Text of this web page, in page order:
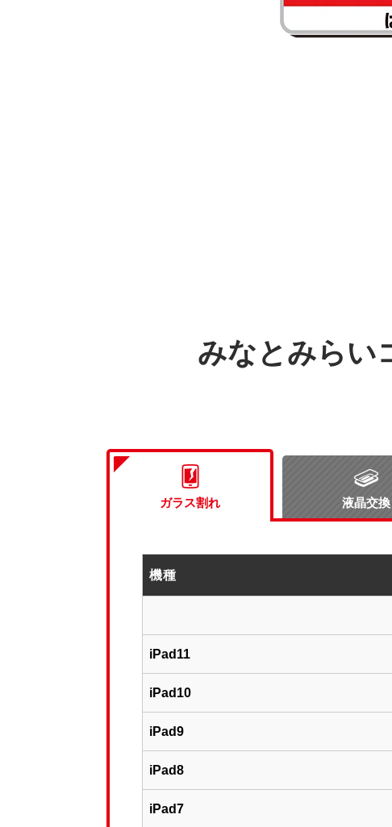
みなとみらい
ガラス割れ 液晶交換
機種
iPad11
iPad10
iPad9
iPad8
iPad7